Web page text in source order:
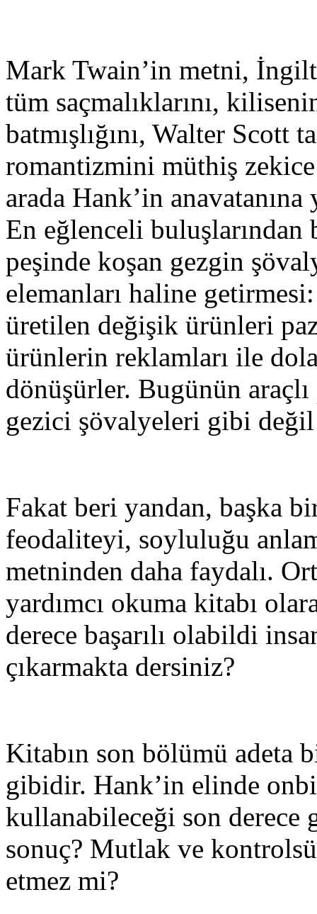
Mark Twain’in metni,
tüm saçmalıklarını,
batmışlığını, Walter Scott
romantizmini müthiş
arada Hank’in
En eğlenceli
peşinde koşan gezgin
elemanları haline
üretilen değişik ürünleri
ürünlerin reklamları ile
dönüşürler. Bugünün
gezici şövalyeleri gibi
Fakat beri yandan, başka
feodaliteyi, soyluluğu
metninden daha faydalı.
yardımcı okuma kitabı
derece başarılı olabildi
çıkarmakta dersiniz?
Kitabın son bölümü adeta
gibidir. Hank’in elinde
kullanabileceği son derece
sonuç? Mutlak ve
etmez mi?